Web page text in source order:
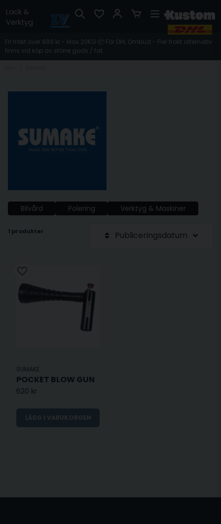
Lack &
Verktyg
Fri frakt över 899 kr - Max 20KG 📦 För DHL Ombud - Fler frakt alternativ
finns vid köp av större gods / fat
Bilvård Polering Verktyg & Maskiner
1 produkter Publiceringsdatum
SUMAKE
POCKET BLOW GUN
620 kr
LÄGG I VARUKORGEN